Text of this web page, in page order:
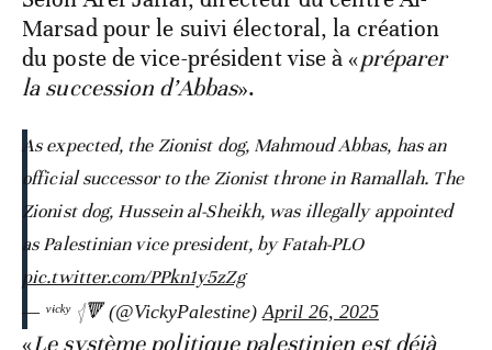
Marsad pour le suivi électoral, la création
du poste de vice-président vise à «préparer
la succession d’Abbas».
As expected, the Zionist dog, Mahmoud Abbas, has an
official successor to the Zionist throne in Ramallah. The
Zionist dog, Hussein al-Sheikh, was illegally appointed
as Palestinian vice president, by Fatah-PLO
pic.twitter.com/PPkn1y5zZg
— ᵛᶤᶜᵏʸ 𓂆🔻 (@VickyPalestine)April 26, 2025
«Le système politique palestinien est déjà